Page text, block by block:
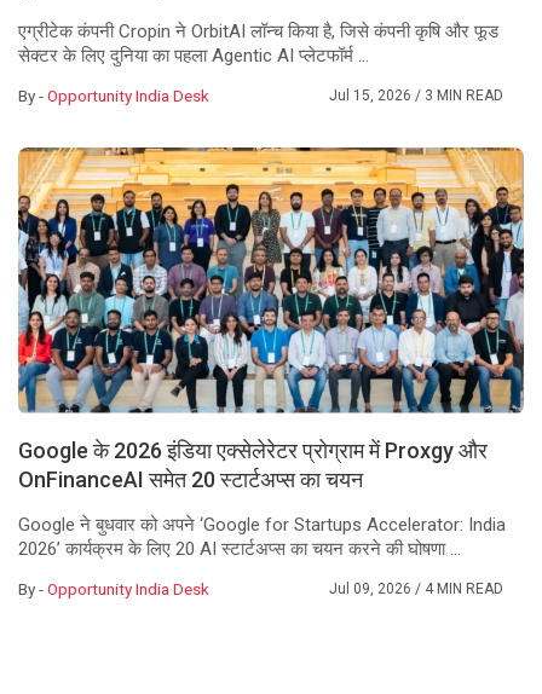
एग्रीटेक कंपनी Cropin ने OrbitAI लॉन्च किया है, जिसे कंपनी कृषि और फूड
सेक्टर के लिए दुनिया का पहला Agentic AI प्लेटफॉर्म ...
By -Opportunity India Desk Jul 15, 2026/ 3 MIN READ
Google के 2026 इंडिया एक्सेलेरेटर प्रोग्राम में Proxgy और
OnFinanceAI समेत 20 स्टार्टअप्स का चयन
Google ने बुधवार को अपने ‘Google for Startups Accelerator: India
2026’ कार्यक्रम के लिए 20 AI स्टार्टअप्स का चयन करने की घोषणा ...
By -Opportunity India Desk Jul 09, 2026/ 4 MIN READ